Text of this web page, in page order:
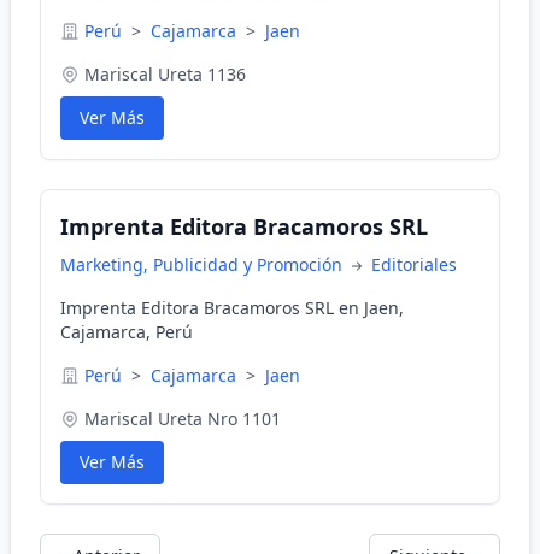
Perú > Cajamarca > Jaen
Mariscal Ureta 1136
Ver Más
Imprenta Editora Bracamoros SRL
Marketing, Publicidad y Promoción
Editoriales
Imprenta Editora Bracamoros SRL en Jaen,
Cajamarca, Perú
Perú > Cajamarca > Jaen
Mariscal Ureta Nro 1101
Ver Más